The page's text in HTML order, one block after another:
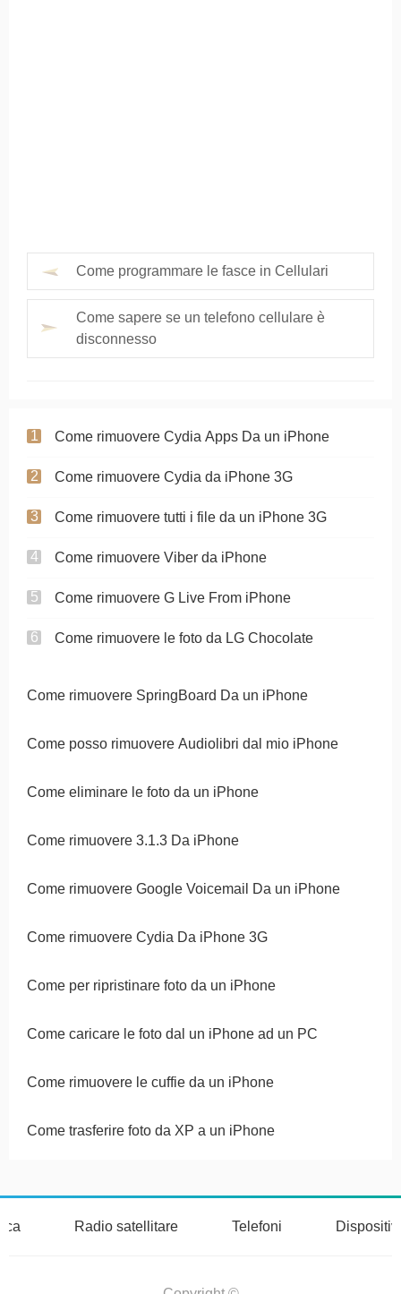
Come programmare le fasce in Cellulari
Come sapere se un telefono cellulare è
disconnesso
Come rimuovere Cydia Apps Da un iPhone
Come rimuovere Cydia da iPhone 3G
Come rimuovere tutti i file da un iPhone 3G
Come rimuovere Viber da iPhone
Come rimuovere G Live From iPhone
Come rimuovere le foto da LG Chocolate
Come rimuovere SpringBoard Da un iPhone
Come posso rimuovere Audiolibri dal mio iPhone
Come eliminare le foto da un iPhone
Come rimuovere 3.1.3 Da iPhone
Come rimuovere Google Voicemail Da un iPhone
Come rimuovere Cydia Da iPhone 3G
Come per ripristinare foto da un iPhone
Come caricare le foto dal un iPhone ad un PC
Come rimuovere le cuffie da un iPhone
Come trasferire foto da XP a un iPhone
Radio satellitare Telefoni